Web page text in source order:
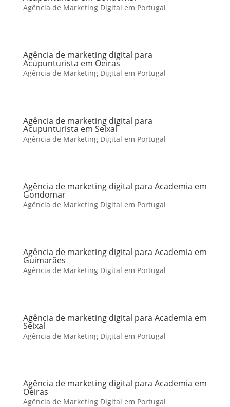
Agência de Marketing Digital em Portugal
Agência de marketing digital para
Acupunturista em Oeiras
Agência de Marketing Digital em Portugal
Agência de marketing digital para
Acupunturista em Seixal
Agência de Marketing Digital em Portugal
Agência de marketing digital para Academia em
Gondomar
Agência de Marketing Digital em Portugal
Agência de marketing digital para Academia em
Guimarães
Agência de Marketing Digital em Portugal
Agência de marketing digital para Academia em
Seixal
Agência de Marketing Digital em Portugal
Agência de marketing digital para Academia em
Oeiras
Agência de Marketing Digital em Portugal